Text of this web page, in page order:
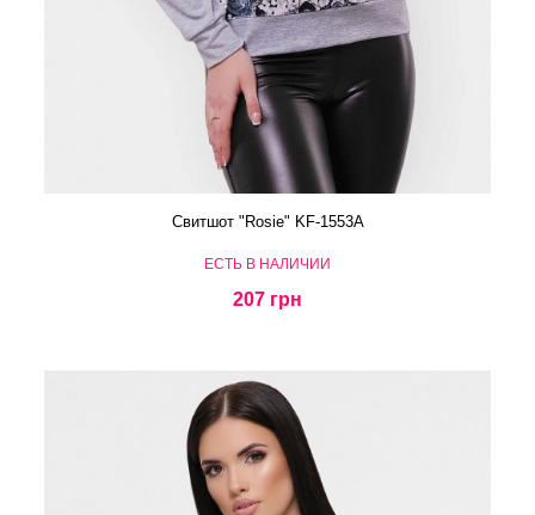
Свитшот "Rosie" KF-1553A
ЕСТЬ В НАЛИЧИИ
207 грн